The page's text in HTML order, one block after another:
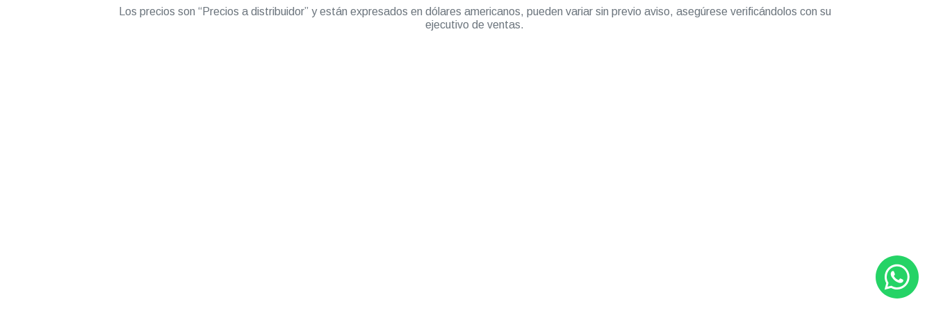
Los precios son “Precios a distribuidor” y están expresados en dólares americanos, pueden variar sin previo aviso, asegúrese verificándolos con su
ejecutivo de ventas.